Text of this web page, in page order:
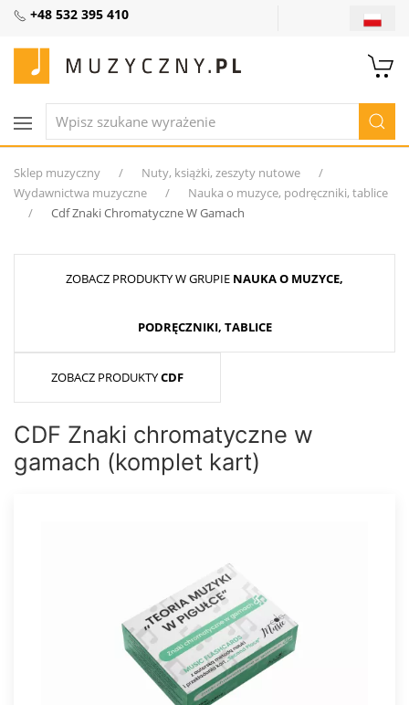
+48 532 395 410
Sklep muzyczny
Nuty, książki, zeszyty nutowe
Wydawnictwa muzyczne
Nauka o muzyce, podręczniki, tablice
Cdf Znaki Chromatyczne W Gamach
ZOBACZ PRODUKTY W GRUPIE NAUKA O MUZYCE,
PODRĘCZNIKI, TABLICE
ZOBACZ PRODUKTYCDF
CDF Znaki chromatyczne w
gamach (komplet kart)